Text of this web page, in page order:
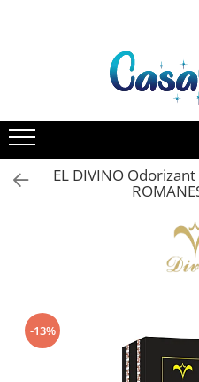
Toate Produsele
Gamma D'ORO Odorizant Cu
Betisoare 120 ml
EYFEL
EYFEL Odorizant Auto 10 ml
EYFEL Spray Odorizant 400 ml
LORIS Odorizant cu Betisoare
ml
EL DIVINO
-13%